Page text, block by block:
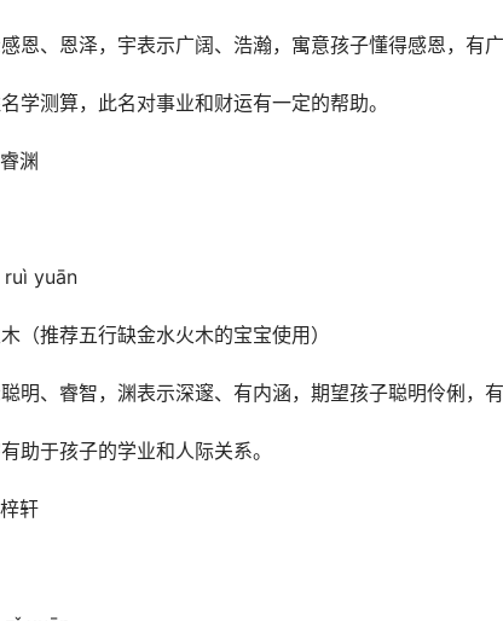
恩、恩泽，宇表示广阔、浩瀚，寓意孩子懂得感恩，有广
学测算，此名对事业和财运有一定的帮助。
渊
ruì yuān
（推荐五行缺金水火木的宝宝使用）
明、睿智，渊表示深邃、有内涵，期望孩子聪明伶俐，有
助于孩子的学业和人际关系。
轩